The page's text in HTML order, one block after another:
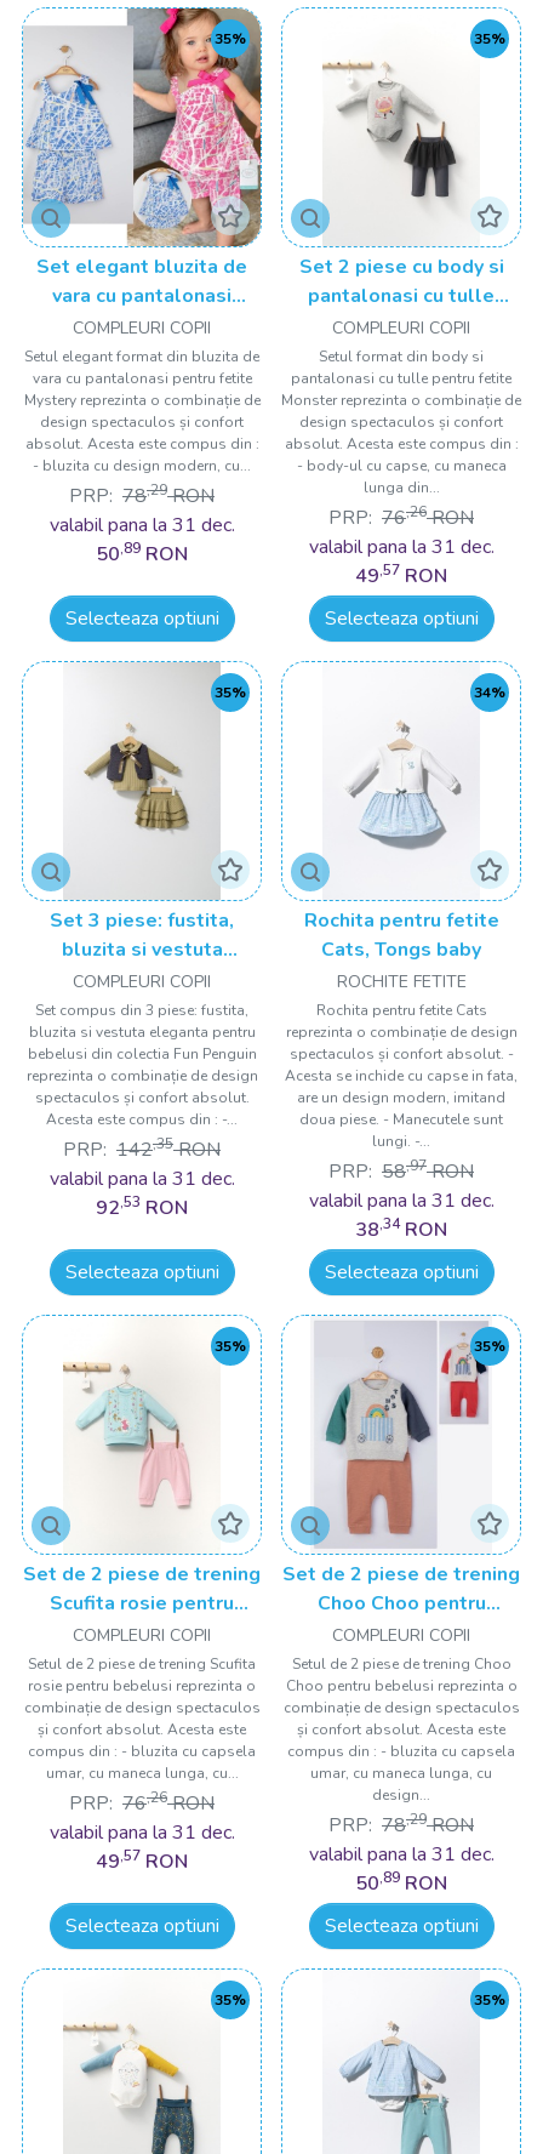
35%
Set elegant bluzita de
vara cu pantalonasi
pentru fetite Mystery,
Tongs baby
COMPLEURI COPII
Setul elegant format din bluzita de
vara cu pantalonasi pentru fetite
Mystery reprezinta o combinație de
design spectaculos și confort
absolut. Acesta este compus din :
- bluzita cu design modern, cu...
PRP: 78,29 RON
valabil pana la 31 dec.
50,89 RON
Selecteaza optiuni
35%
Set 2 piese cu body si
pantalonasi cu tulle
pentru fetite Monster,
Tongs baby
COMPLEURI COPII
Setul format din body si
pantalonasi cu tulle pentru fetite
Monster reprezinta o combinație de
design spectaculos și confort
absolut. Acesta este compus din :
- body-ul cu capse, cu maneca
lunga din...
PRP: 76,26 RON
valabil pana la 31 dec.
49,57 RON
Selecteaza optiuni
35%
Set 3 piese: fustita,
bluzita si vestuta
eleganta pentru bebelusi
Fun Penguin, Tongs baby
COMPLEURI COPII
Set compus din 3 piese: fustita,
bluzita si vestuta eleganta pentru
bebelusi din colectia Fun Penguin
reprezinta o combinație de design
spectaculos și confort absolut.
Acesta este compus din : -...
PRP: 142,35 RON
valabil pana la 31 dec.
92,53 RON
Selecteaza optiuni
34%
Rochita pentru fetite
Cats, Tongs baby
ROCHITE FETITE
Rochita pentru fetite Cats
reprezinta o combinație de design
spectaculos și confort absolut. -
Acesta se inchide cu capse in fata,
are un design modern, imitand
doua piese. - Manecutele sunt
lungi. -...
PRP: 58,97 RON
valabil pana la 31 dec.
38,34 RON
Selecteaza optiuni
35%
Set de 2 piese de trening
Scufita rosie pentru
bebelusi, Tongs baby
COMPLEURI COPII
Setul de 2 piese de trening Scufita
rosie pentru bebelusi reprezinta o
combinație de design spectaculos
și confort absolut. Acesta este
compus din : - bluzita cu capsela
umar, cu maneca lunga, cu...
PRP: 76,26 RON
valabil pana la 31 dec.
49,57 RON
Selecteaza optiuni
35%
Set de 2 piese de trening
Choo Choo pentru
bebelusi, Tongs baby
COMPLEURI COPII
Setul de 2 piese de trening Choo
Choo pentru bebelusi reprezinta o
combinație de design spectaculos
și confort absolut. Acesta este
compus din : - bluzita cu capsela
umar, cu maneca lunga, cu
design...
PRP: 78,29 RON
valabil pana la 31 dec.
50,89 RON
Selecteaza optiuni
35% 35%